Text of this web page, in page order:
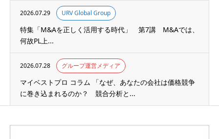
2026.07.29 URV Global Group
特集「M&Aを正しく活用する時代」 第7講 M&Aでは、
何故PL上...
2026.07.28 グループ運営メディア
マイベストプロ コラム 「なぜ、あなたの会社は価格競争
に巻き込まれるのか？ 競合分析と...